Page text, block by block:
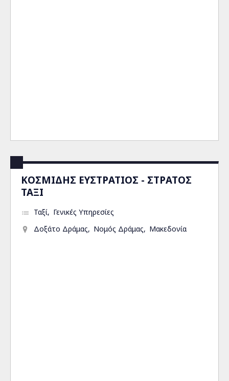
ΚΟΣΜΙΔΗΣ ΕΥΣΤΡΑΤΙΟΣ - ΣΤΡΑΤΟΣ
ΤΑΞΙ
Ταξί
Γενικές Υπηρεσίες
Δοξάτο Δράμας
Νομός Δράμας Μακεδονία